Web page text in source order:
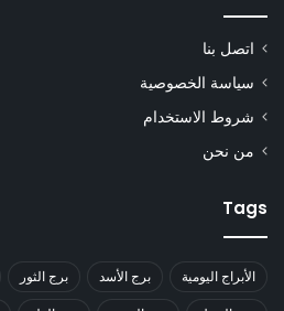
اتصل بنا
سياسة الخصوصية
شروط الاستخدام
من نحن
Tags
الأبراج اليومية برج الأسد برج الثور